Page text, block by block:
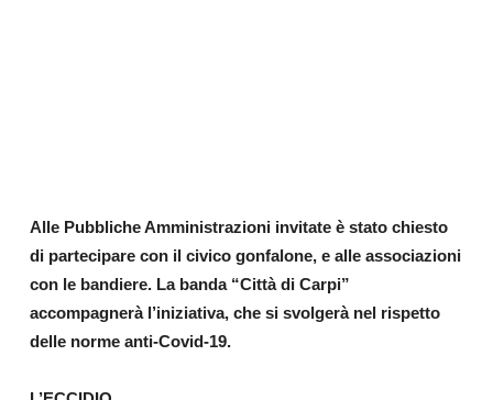
Alle Pubbliche Amministrazioni invitate è stato chiesto
di partecipare con il civico gonfalone, e alle associazioni
con le bandiere. La banda “Città di Carpi”
accompagnerà l’iniziativa, che si svolgerà nel rispetto
delle norme anti-Covid-19.